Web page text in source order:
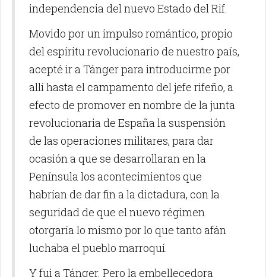
independencia del nuevo Estado del Rif.
Movido por un impulso romántico, propio
del espíritu revolucionario de nuestro país,
acepté ir a Tánger para introducirme por
allí hasta el campamento del jefe rifeño, a
efecto de promover en nombre de la junta
revolucionaria de España la suspensión
de las operaciones militares, para dar
ocasión a que se desarrollaran en la
Península los acontecimientos que
habrían de dar fin a la dictadura, con la
seguridad de que el nuevo régimen
otorgaría lo mismo por lo que tanto afán
luchaba el pueblo marroquí.
Y fui a Tánger. Pero la embellecedora